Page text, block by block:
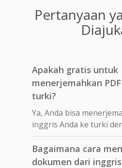
Pertanyaan
Apakah gratis untuk
menerjemahkan
turki?
Ya, Anda bisa
inggris Anda ke turki
Bagaimana cara
dokumen dari